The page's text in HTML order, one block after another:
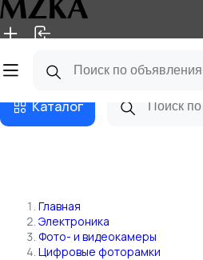
Главная Магазины
Каталог
Главная
Электроника
Фото- и видеокамеры
Цифровые фоторамки